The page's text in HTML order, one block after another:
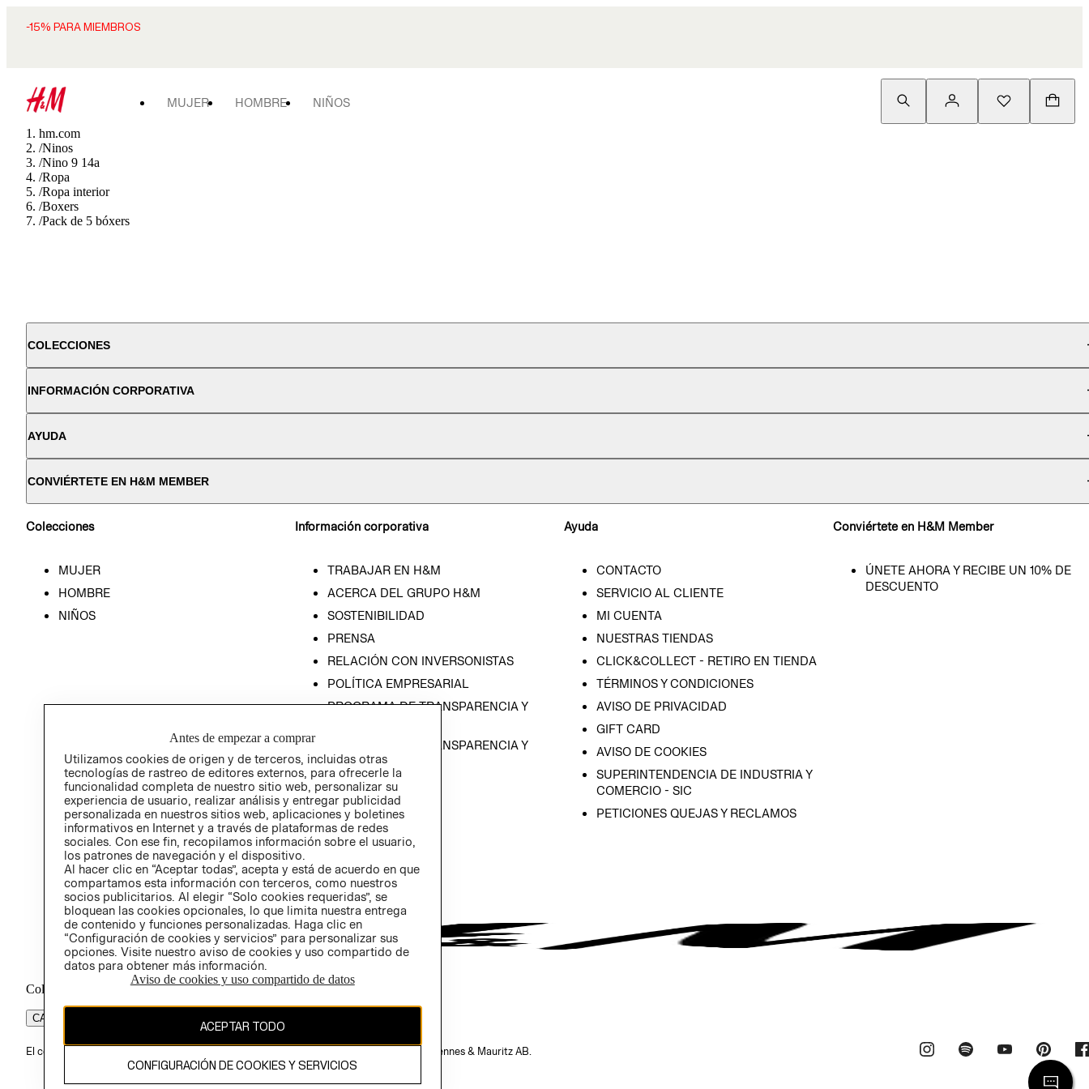
-15% PARA MIEMBROS
MUJER HOMBRE NIÑOS
hm.com
/Ninos
/Nino 9 14a
/Ropa
/Ropa interior
/Boxers
/Pack de 5 bóxers
COLECCIONES
INFORMACIÓN CORPORATIVA
AYUDA
CONVIÉRTETE EN H&M MEMBER
Colecciones
MUJER
HOMBRE
NIÑOS
Información corporativa
TRABAJAR EN H&M
ACERCA DEL GRUPO H&M
SOSTENIBILIDAD
PRENSA
RELACIÓN CON INVERSONISTAS
POLÍTICA EMPRESARIAL
PROGRAMA DE TRANSPARENCIA Y
PROGRAMA DE TRANSPARENCIA Y
ÉTICA (INGLÉS)
Ayuda
CONTACTO
SERVICIO AL CLIENTE
MI CUENTA
NUESTRAS TIENDAS
CLICK&COLLECT - RETIRO EN TIENDA
TÉRMINOS Y CONDICIONES
AVISO DE PRIVACIDAD
GIFT CARD
AVISO DE COOKIES
SUPERINTENDENCIA DE INDUSTRIA Y
COMERCIO - SIC
PETICIONES QUEJAS Y RECLAMOS
Conviértete en H&M Member
ÚNETE AHORA Y RECIBE UN 10% DE
DESCUENTO
Colombia ($)
CAMBIAR REGIÓN
El contenido de esta página web está protegido por copyright y es propiedad de H&M Hennes & Mauritz AB.
Antes de empezar a comprar
Utilizamos cookies de origen y de terceros, incluidas otras
tecnologías de rastreo de editores externos, para ofrecerle la
funcionalidad completa de nuestro sitio web, personalizar su
experiencia de usuario, realizar análisis y entregar publicidad
personalizada en nuestros sitios web, aplicaciones y boletines
informativos en Internet y a través de plataformas de redes
sociales. Con ese fin, recopilamos información sobre el usuario,
los patrones de navegación y el dispositivo.
Al hacer clic en “Aceptar todas”, acepta y está de acuerdo en que
compartamos esta información con terceros, como nuestros
socios publicitarios. Al elegir “Solo cookies requeridas”, se
bloquean las cookies opcionales, lo que limita nuestra entrega
de contenido y funciones personalizadas. Haga clic en
“Configuración de cookies y servicios” para personalizar sus
opciones. Visite nuestro aviso de cookies y uso compartido de
datos para obtener más información.
Aviso de cookies y uso compartido de datos
ACEPTAR TODO
CONFIGURACIÓN DE COOKIES Y SERVICIOS